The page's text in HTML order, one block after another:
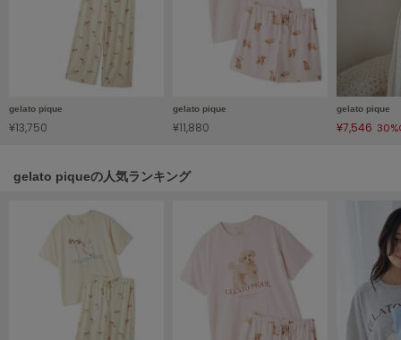
スノーピーク
スナイデル
SNIDEL HOME
スナイデル ホーム
サムウェアバター
Stylevoice for xxx
スタイルヴォイスフォー
gelato pique
¥13,750
gelato pique
¥11,880
gelato pique
¥7,546
gelato piqueの人気ランキング